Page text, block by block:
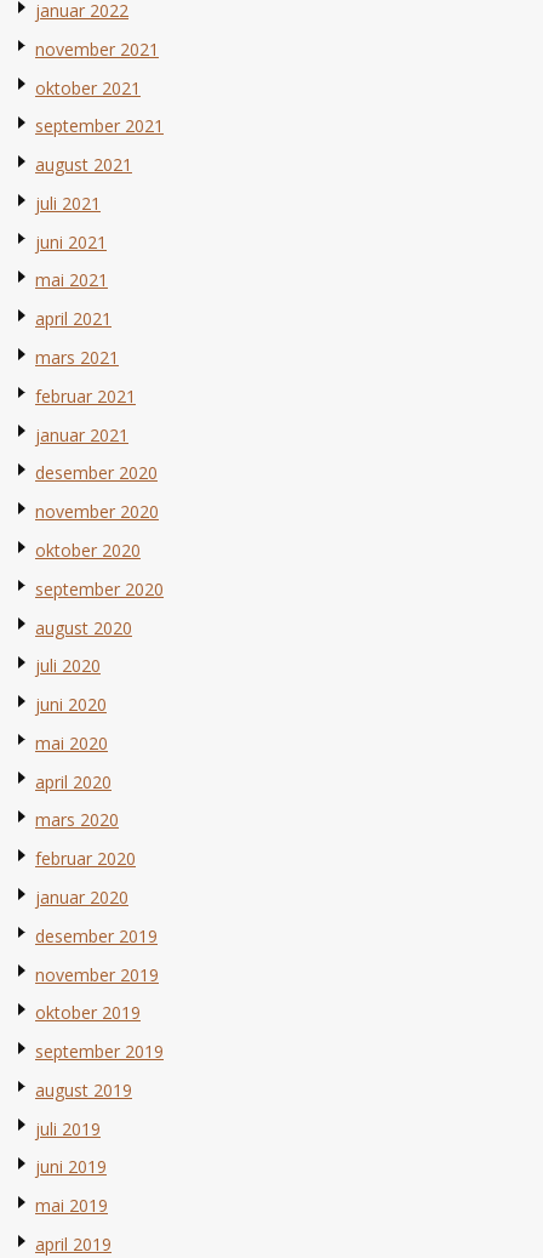
januar 2022
november 2021
oktober 2021
september 2021
august 2021
juli 2021
juni 2021
mai 2021
april 2021
mars 2021
februar 2021
januar 2021
desember 2020
november 2020
oktober 2020
september 2020
august 2020
juli 2020
juni 2020
mai 2020
april 2020
mars 2020
februar 2020
januar 2020
desember 2019
november 2019
oktober 2019
september 2019
august 2019
juli 2019
juni 2019
mai 2019
april 2019